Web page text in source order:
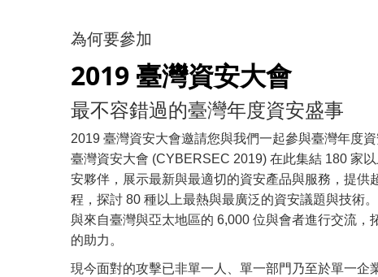
為何要參加
2019 臺灣資安大會
最不容錯過的臺灣年度資安盛事
2019 臺灣資安大會邀請您與我們一起參與臺灣年度
臺灣資安大會 (CYBERSEC 2019) 在此集結 180 家
安夥伴，展示最新與最適切的資安產品與服務，提供
程，探討 80 種以上最熱與最廣泛的資安議題與技術
與來自臺灣與亞太地區的 6,000 位與會者進行交流，
的助力。
現今面對的攻擊已非單一人、單一部門乃至於單一企